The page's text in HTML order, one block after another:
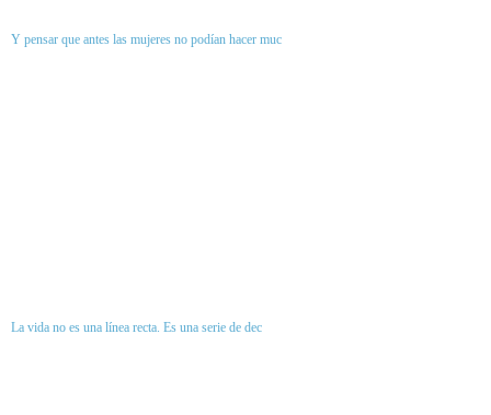
Y pensar que antes las mujeres no podían hacer muc
La vida no es una línea recta. Es una serie de dec